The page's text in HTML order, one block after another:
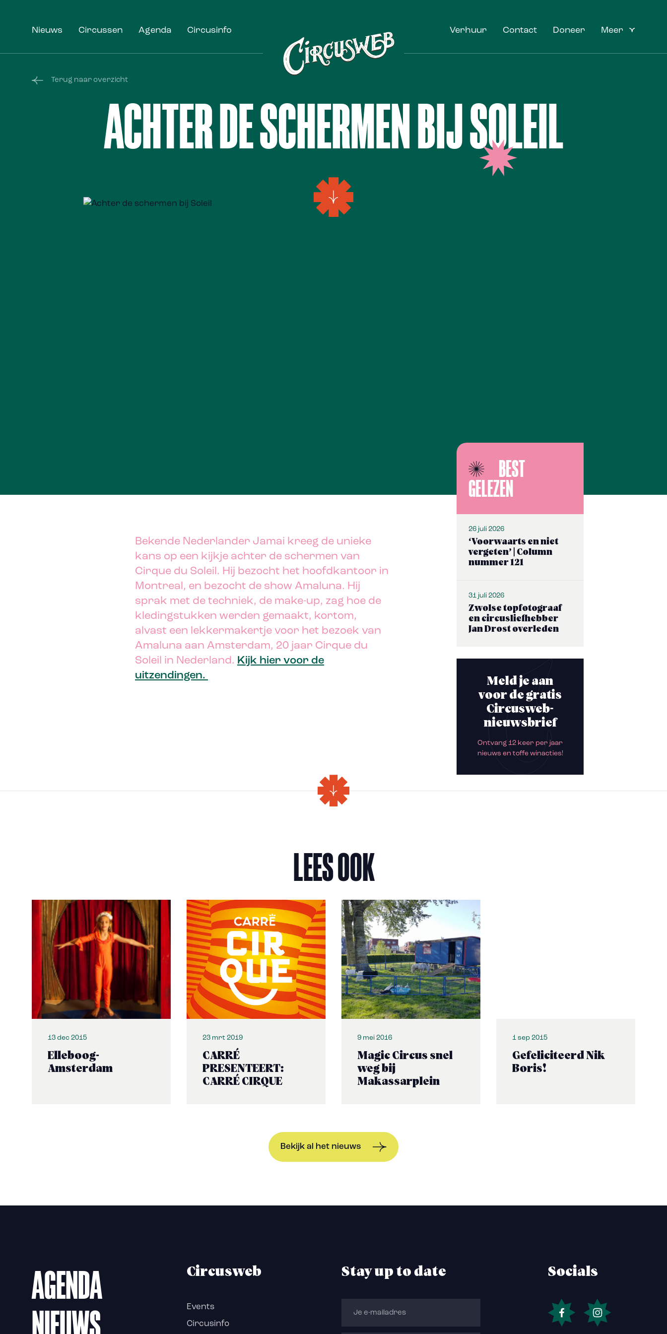
Nieuws Circussen Agenda Circusinfo Verhuur Contact Doneer Meer
Terug naar overzicht
ACHTER DE SCHERMEN BIJ SOLEIL
Bekende Nederlander Jamai kreeg de unieke
kans op een kijkje achter de schermen van
Cirque du Soleil. Hij bezocht het hoofdkantoor in
Montreal, en bezocht de show Amaluna. Hij
sprak met de techniek, de make-up, zag hoe de
kledingstukken werden gemaakt, kortom,
alvast een lekkermakertje voor het bezoek van
Amaluna aan Amsterdam, 20 jaar Cirque du
Soleil in Nederland. Kijk hier voor de
uitzendingen.
BEST
GELEZEN
26 juli 2026
‘Voorwaarts en niet
vergeten’ | Column
nummer 121
31 juli 2026
Zwolse topfotograaf
en circusliefhebber
Jan Drost overleden
Meld je aan
voor de gratis
Circusweb-
nieuwsbrief
Ontvang 12 keer per jaar
nieuws en toffe winacties!
LEES OOK
13 dec 2015
Elleboog-
Amsterdam
23 mrt 2019
CARRÉ
PRESENTEERT:
CARRÉ CIRQUE
9 mei 2016
Magic Circus snel
weg bij
Makassarplein
1 sep 2015
Gefeliciteerd Nik
Boris!
Bekijk al het nieuws
AGENDA Circusweb
Events
Circusinfo
Stay up to date Socials